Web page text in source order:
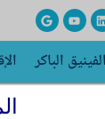
L
i
e
i
Y
o
u
b
e
G
o
l
الفينيق الباكر